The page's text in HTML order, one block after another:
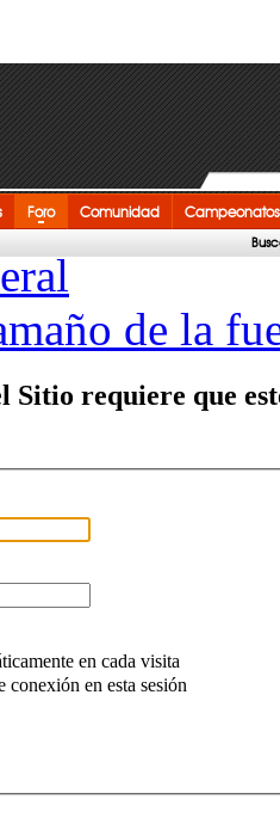
Foro Comunidad Campeonatos
de la
requiere que
en cada visita
conexión en esta sesión